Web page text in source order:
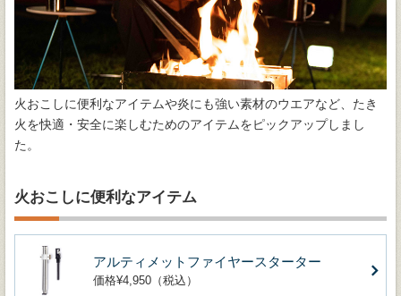
火おこしに便利なアイテムや炎にも強い素材のウエアなど、たき
火を快適・安全に楽しむためのアイテムをピックアップしまし
た。
火おこしに便利なアイテム
アルティメットファイヤースターター
価格¥4,950（税込）